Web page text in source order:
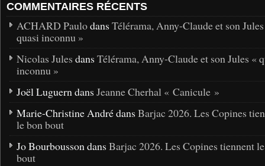
COMMENTAIRES RÉCENTS
ACHARD Paulodans Télérama, Anny-Claude et son
quasi inconnu »
Nicolas Jules dans Télérama, Anny-Claude et son Jules «
inconnu »
Joël Luguern dans Jeanne Cherhal « Canicule »
Marie-Christine André dans Barjac 2026. Les Copines
le bon bout
Jo Bourbousson dans Barjac 2026. Les Copines tiennent
bout